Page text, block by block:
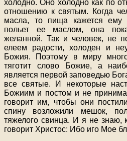
холодно. Оно холодно как по
отношению к святым. Когда
масла, то пища кажется ему
польет ее маслом, она
желанной. Так и человек, не
елеем радости, холоден и
Божия. Поэтому в миру
тяготит слово Божие, а
является первой заповедью
все святые. И некоторые
Божиим и постом и не
говорит им, чтобы они
спину возложили мешок,
тяжелого свинца. И я не знаю,
говорит Христос: Ибо иго Мое